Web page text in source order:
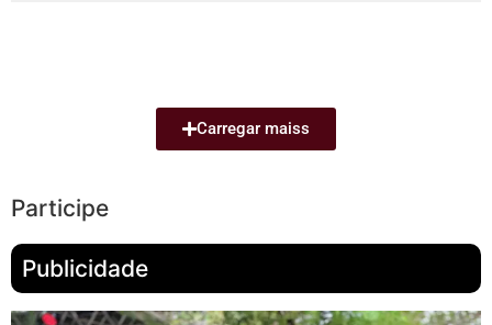
Carregar maiss
Participe
Publicidade